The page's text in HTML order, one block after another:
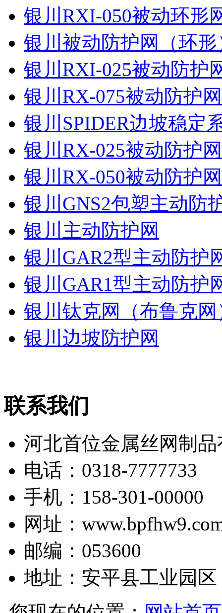
银川RXI-050被动环形
银川被动防护网（环形
银川RXI-025被动防护
银川RX-075被动防护
银川SPIDER边坡稳定
银川RX-025被动防护
银川RX-050被动防护
银川GNS2包塑主动防
银川主动防护网
银川GAR2型主动防护
银川GAR1型主动防护
银川钛克网（布鲁克网
银川边坡防护网
联系我们
河北首位金属丝网制
电话：0318-7777733
手机：158-301-00000
网址：
邮编：053600
地址：安平县工业园区